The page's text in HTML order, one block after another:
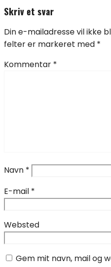
Skriv et svar
Din e-mailadresse vil ikke
felter er markeret med *
Kommentar *
Navn *
E-mail *
Websted
Gem mit navn, mail og